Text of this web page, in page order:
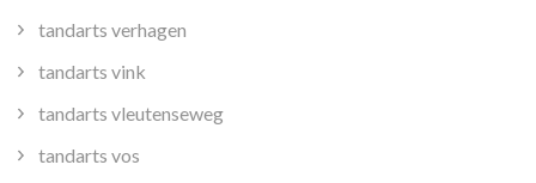
tandarts verhagen
tandarts vink
tandarts vleutenseweg
tandarts vos